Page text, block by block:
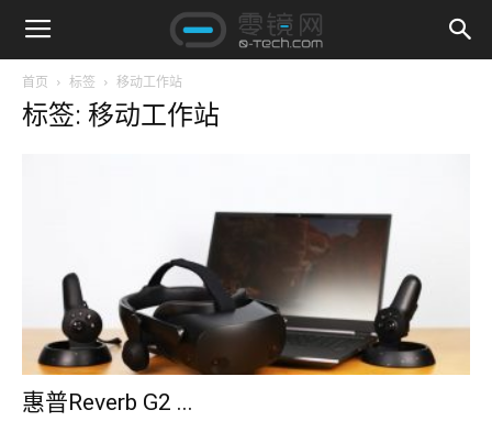
首页 标签 移动工作站
标签: 移动工作站
惠普Reverb G2 ...